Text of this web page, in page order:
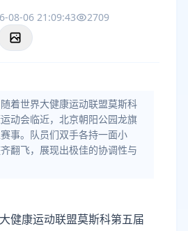
08-06 21:09:43
2709
随着世界大健康运动联盟莫斯科
动会临近，北京朝阳公园龙旗
事。队员们双手各持一面小
翻飞，展现出极佳的协调性与
健康运动联盟莫斯科第五届